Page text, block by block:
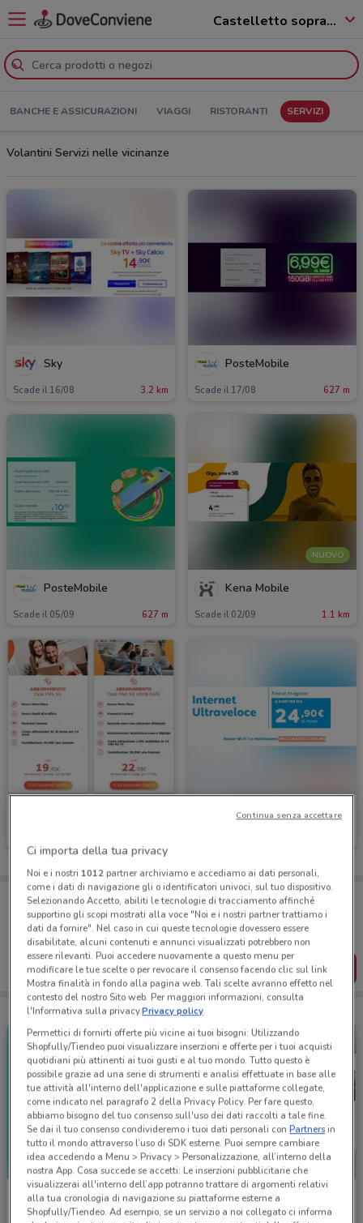
Castelletto sopra Ticino - 28053
BANCHE E ASSICURAZIONI VIAGGI RISTORANTI SERVIZI
Volantini Servizi nelle vicinanze
Sky
Scade il 16/08 3.2 km
PosteMobile
Scade il 17/08 627 m
PosteMobile
Scade il 05/09 627 m
NUOVO
Kena Mobile
Scade il 02/09 1.1 km
Eolo
Porta DoveConviene sempre con te!
Puoi trovare le migliori offerte dei negozi vicino a te,
salvarle e creare la tua lista del risparmio, comodamente
dal tuo cellulare.
SCARICA L’APP
Iliad Vodafone
Ci importa della tua privacy
Noi e i nostri 1012partner archiviamo e accediamo ai dati personali,
come i dati di navigazione gli o identificatori univoci, sul tuo dispositivo.
Selezionando Accetto, abiliti le tecnologie di tracciamento affinché
supportino gli scopi mostrati alla voce "Noi e i nostri partner trattiamo i
dati da fornire". Nel caso in cui queste tecnologie dovessero essere
disabilitate, alcuni contenuti e annunci visualizzati potrebbero non
essere rilevanti. Puoi accedere nuovamente a questo menu per
modificare le tue scelte o per revocare il consenso facendo clic sul link
Mostra finalità in fondo alla pagina web. Tali scelte avranno effetto nel
contesto del nostro Sito web. Per maggiori informazioni, consulta
l'Informativa sulla privacy.Privacy policy
Permettici di fornirti offerte più vicine ai tuoi bisogni: Utilizzando
Shopfully/Tiendeo puoi visualizzare inserzioni e offerte per i tuoi acquisti
quotidiani più attinenti ai tuoi gusti e al tuo mondo. Tutto questo è
possibile grazie ad una serie di strumenti e analisi effettuate in base alle
tue attività all'interno dell'applicazione e sulle piattaforme collegate,
come indicato nel paragrafo 2 della Privacy Policy. Per fare questo,
abbiamo bisogno del tuo consenso sull'uso dei dati raccolti a tale fine.
Se dai il tuo consenso condivideremo i tuoi dati personali conPartnersin
tutto il mondo attraverso l’uso di SDK esterne. Puoi sempre cambiare
idea accedendo a Menu > Privacy > Personalizzazione, all’interno della
nostra App. Cosa succede se accetti: Le inserzioni pubblicitarie che
visualizzerai all'interno dell’app potranno trattare di argomenti relativi
alla tua cronologia di navigazione su piattaforme esterne a
Shopfully/Tiendeo. Ad esempio, se un servizio a noi collegato ci informa
Continua senza accettare